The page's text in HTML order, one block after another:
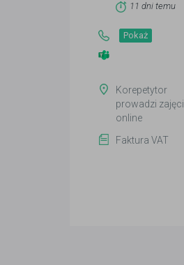
11 dni temu
Pokaż
Korepetytor
prowadzi
online
Faktura VAT